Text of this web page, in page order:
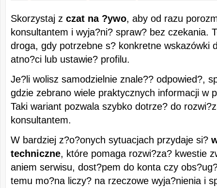
Skorzystaj z czat na ?ywo, aby od razu
konsultantem i wyja?ni? spraw? bez czekania.
droga, gdy potrzebne s? konkretne wskazówki
atno?ci lub ustawie? profilu.
Je?li wolisz samodzielnie znale?? odpowied?,
gdzie zebrano wiele praktycznych informacji w
Taki wariant pozwala szybko dotrze? do
konsultantem.
W bardziej z?o?onych sytuacjach przydaje si?
techniczne, które pomaga rozwi?za? kwestie
aniem serwisu, dost?pem do konta czy
temu mo?na liczy? na rzeczowe wyja?nienia i